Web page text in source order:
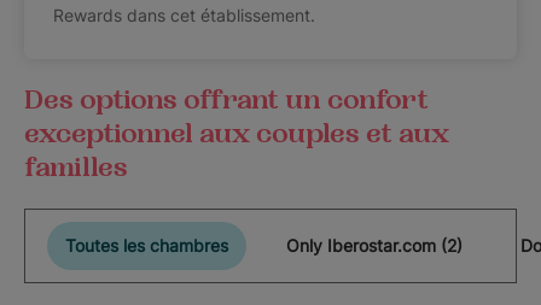
Rewards dans cet établissement.
Des options offrant un confort
exceptionnel aux couples et aux
familles
Toutes les chambres Only Iberostar.com (2)